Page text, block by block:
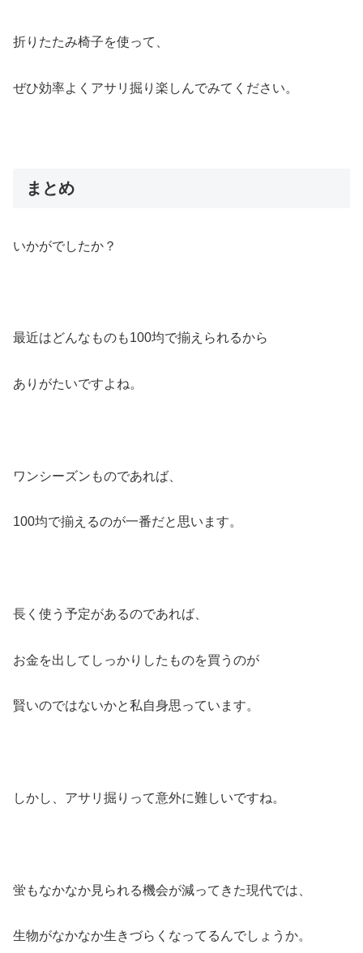
折りたたみ椅子を使って、
ぜひ効率よくアサリ掘り楽しんでみてください。
まとめ
いかがでしたか？
最近はどんなものも100均で揃えられるから
ありがたいですよね。
ワンシーズンものであれば、
100均で揃えるのが一番だと思います。
長く使う予定があるのであれば、
お金を出してしっかりしたものを買うのが
賢いのではないかと私自身思っています。
しかし、アサリ掘りって意外に難しいですね。
蛍もなかなか見られる機会が減ってきた現代では、
生物がなかなか生きづらくなってるんでしょうか。